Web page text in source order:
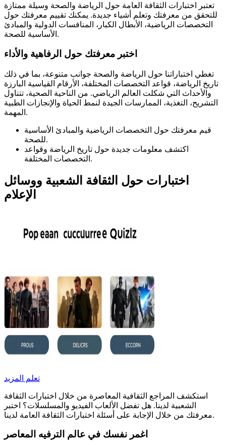
تعتبر اختبارات الثقافة العامة حول الرياضة والصحة وسيلة ممتازة
للتحقق من معرفتك وتعلم أشياء جديدة. يمكنك تقييم معرفتك حول
التخصصات الرياضية، الأبطال الكبار، المنافسات الدولية والمبادئ
الأساسية للصحة.
اختبر معرفتك حول الرفاهية والأداء
تغطي اختباراتنا حول الرياضة والصحة جوانب متنوعة، بما في ذلك
تاريخ الرياضة، قواعد التخصصات المختلفة، الأرقام القياسية البارزة
والأحداث التي شكلت العالم الرياضي. من الناحية الصحية، تتناول
التشريح، التغذية، الممارسات الجيدة لنمط الحياة والإنجازات الطبية
المهمة.
قيم معرفتك حول التخصصات الرياضية والمبادئ الأساسية
للصحة.
اكتشف معلومات جديدة حول تاريخ الرياضة وقواعد
التخصصات المختلفة.
اختبارات حول الثقافة الشعبية ووسائل
الإعلام
تعلم المزيد
استكشف المراجع الثقافية المعاصرة من خلال اختبارات الثقافة
الشعبية لدينا. هل تفضل الألعاب الفيديو والمسلسلات؟ اختبر
معرفتك من خلال الإجابة على أسئلة اختبارات الثقافة العامة لدينا.
اغمر نفسك في عالم الترفيه المعاصر